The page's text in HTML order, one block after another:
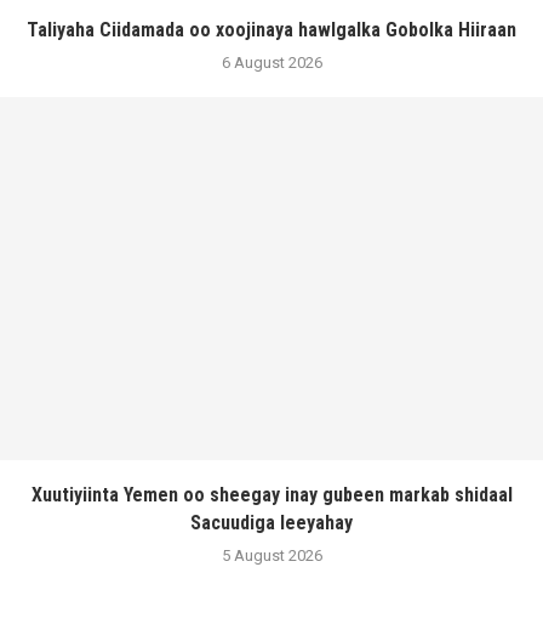
Taliyaha Ciidamada oo xoojinaya hawlgalka Gobolka Hiiraan
6 August 2026
Xuutiyiinta Yemen oo sheegay inay gubeen markab shidaal
Sacuudiga leeyahay
5 August 2026